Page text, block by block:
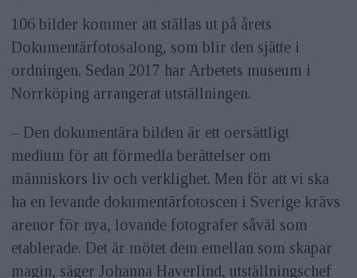
106 bilder kommer att ställas ut på årets
Dokumentärfotosalong, som blir den sjätte i
ordningen. Sedan 2017 har Arbetets museum i
Norrköping arrangerat utställningen.
– Den dokumentära bilden är ett oersättligt
medium för att förmedla berättelser om
människors liv och verklighet. Men för att vi ska
ha en levande dokumentärfotoscen i Sverige krävs
arenor för nya, lovande fotografer såväl som
etablerade. Det är mötet dem emellan som skapar
magin, säger Johanna Haverlind, utställningschef